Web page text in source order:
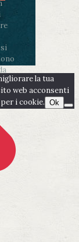
la tua
web acconsenti
i cookie. Ok